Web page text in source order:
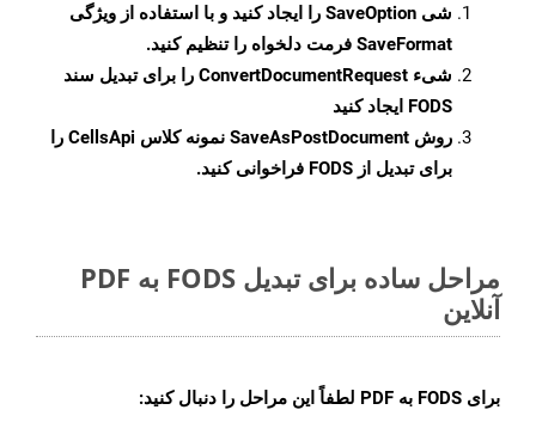
شی SaveOption را ایجاد کنید و با استفاده از ویژگی
SaveFormat فرمت دلخواه را تنظیم کنید.
شیء ConvertDocumentRequest را برای تبدیل سند
FODS ایجاد کنید
روش SaveAsPostDocument
نمونه کلاس CellsApi را
برای تبدیل از FODS فراخوانی کنید.
مراحل ساده برای تبدیل FODS به PDF
آنلاین
برای FODS به PDF لطفاً این مراحل را دنبال کنید: